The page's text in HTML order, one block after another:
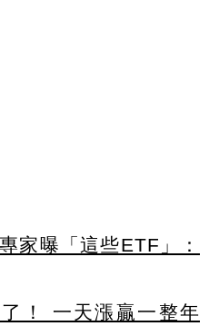
家曝「這些ETF」：
！ 一天漲贏一整年